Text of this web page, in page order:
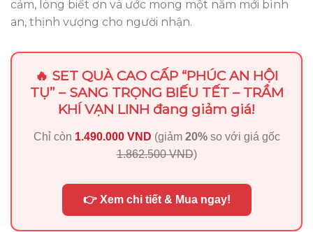
cảm, lòng biết ơn và ước mong một năm mới bình
an, thịnh vượng cho người nhận.
🔥 SET QUÀ CAO CẤP “PHÚC AN HỘI
TỤ” – SANG TRỌNG BIẾU TẾT – TRẦM
KHÍ VẠN LINH đang giảm giá!
Chỉ còn 1.490.000 VND (giảm 20%so với giá gốc
1.862.500 VND)
👉 Xem chi tiết & Mua ngay!